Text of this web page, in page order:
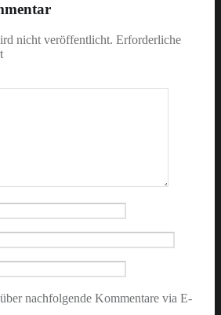
nicht veröffentlicht. Erforderliche
nachfolgende Kommentare via E-